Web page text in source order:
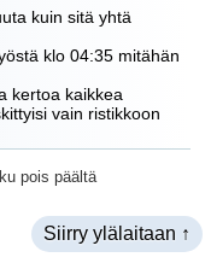
kuin sitä yhtä
klo 04:35 mitähän
kertoa kaikkea
vain ristikkoon
pois päältä
Siirry ylälaitaan ↑